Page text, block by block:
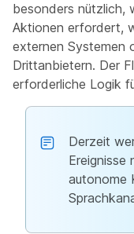
besonders nützlich,
Aktionen erfordert,
externen Systemen
Drittanbietern. Der
erforderliche Logik
Derzeit
Ereignisse
autonome